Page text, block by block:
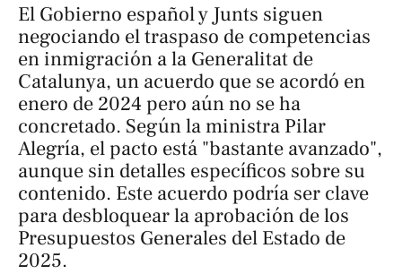
El Gobierno español y Junts siguen
negociando el traspaso de competencias
en inmigración a la Generalitat de
Catalunya, un acuerdo que se acordó en
enero de 2024 pero aún no se ha
concretado. Según la ministra Pilar
Alegría, el pacto está "bastante avanzado",
aunque sin detalles específicos sobre su
contenido. Este acuerdo podría ser clave
para desbloquear la aprobación de los
Presupuestos Generales del Estado de
2025.